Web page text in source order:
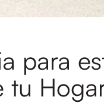
para
tu